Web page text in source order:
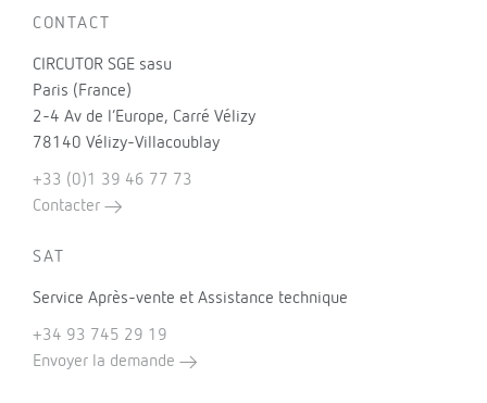
CONTACT
CIRCUTOR SGE sasu
Paris (France)
2-4 Av de l’Europe, Carré Vélizy
78140 Vélizy-Villacoublay
+33 (0)1 39 46 77 73
Contacter
SAT
Service Après-vente et Assistance technique
+34 93 745 29 19
Envoyer la demande